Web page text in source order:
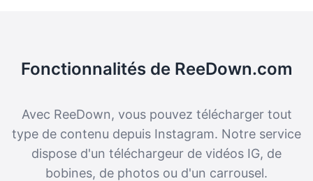
Fonctionnalités de ReeDown.com
Avec ReeDown, vous pouvez télécharger tout
type de contenu depuis Instagram. Notre service
dispose d'un téléchargeur de vidéos IG, de
bobines, de photos ou d'un carrousel.